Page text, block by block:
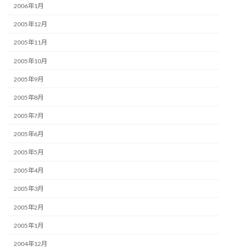
2006年1月
2005年12月
2005年11月
2005年10月
2005年9月
2005年8月
2005年7月
2005年6月
2005年5月
2005年4月
2005年3月
2005年2月
2005年1月
2004年12月